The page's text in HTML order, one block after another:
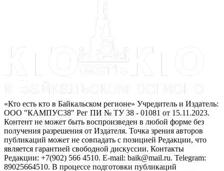
«Кто есть кто в Байкальском регионе» Учредитель и Издатель:
ООО "КАМПУС38" Рег ПИ № ТУ 38 - 01081 от 15.11.2023.
Контент не может быть воспроизведен в любой форме без
получения разрешения от Издателя. Точка зрения авторов
публикаций может не совпадать с позицией Редакции, что
является гарантией свободной дискуссии. Контакты
Редакции: +7(902) 566 4510. E-mail: baik@mail.ru. Telegram:
89025664510. В процессе подготовки публикаций